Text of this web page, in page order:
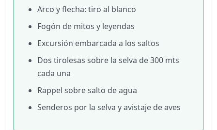
Arco y flecha: tiro al blanco
Fogón de mitos y leyendas
Excursión embarcada a los saltos
Dos tirolesas sobre la selva de 300 mts
cada una
Rappel sobre salto de agua
Senderos por la selva y avistaje de aves